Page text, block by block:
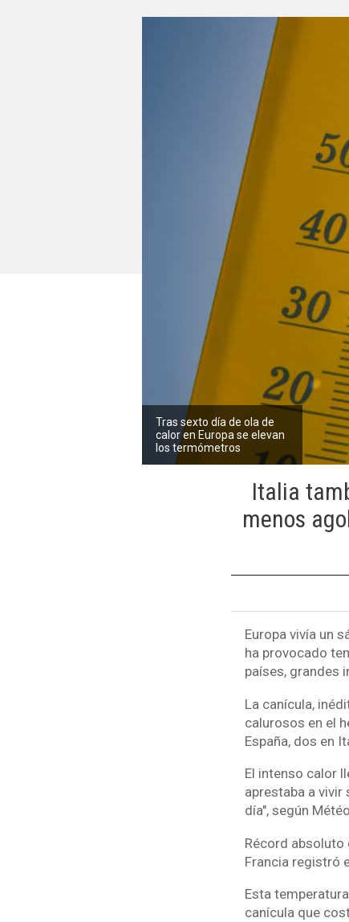
Tras sexto día de ola de
calor en Europa se elevan
los termómetros
Italia
menos
Europa vivía un
ha provocado
países, grandes
La canícula,
calurosos en el
España, dos en
El intenso calor
aprestaba a vivir
día", según
Récord
Francia registró
Esta
canícula que